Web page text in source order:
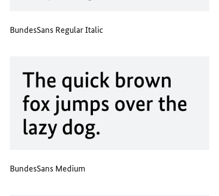
BundesSans Regular Italic
BundesSans Medium